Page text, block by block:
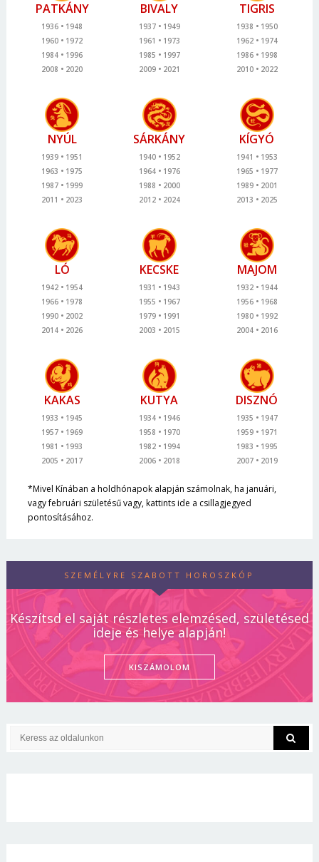
PATKÁNY
1936
1948
1960
1972
1984
1996
2008
2020
BIVALY
1937
1949
1961
1973
1985
1997
2009
2021
TIGRIS
1938
1950
1962
1974
1986
1998
2010
2022
NYÚL
1939
1951
1963
1975
1987
1999
2011
2023
SÁRKÁNY
1940
1952
1964
1976
1988
2000
2012
2024
KÍGYÓ
1941
1953
1965
1977
1989
2001
2013
2025
LÓ
1942
1954
1966
1978
1990
2002
2014
2026
KECSKE
1931
1943
1955
1967
1979
1991
2003
2015
MAJOM
1932
1944
1956
1968
1980
1992
2004
2016
KAKAS
1933
1945
1957
1969
1981
1993
2005
2017
KUTYA
1934
1946
1958
1970
1982
1994
2006
2018
DISZNÓ
1935
1947
1959
1971
1983
1995
2007
2019
*Mivel Kínában a holdhónapok alapján számolnak, ha januári,
vagy februári születésű vagy, kattints ide a csillagjegyed
pontosításához.
SZEMÉLYRE SZABOTT HOROSZKÓP
Készítsd el saját részletes elemzésed, születésed
ideje és helye alapján!
KISZÁMOLOM